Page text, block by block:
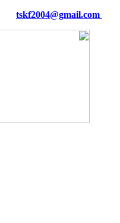
tskf2004@gmail.com